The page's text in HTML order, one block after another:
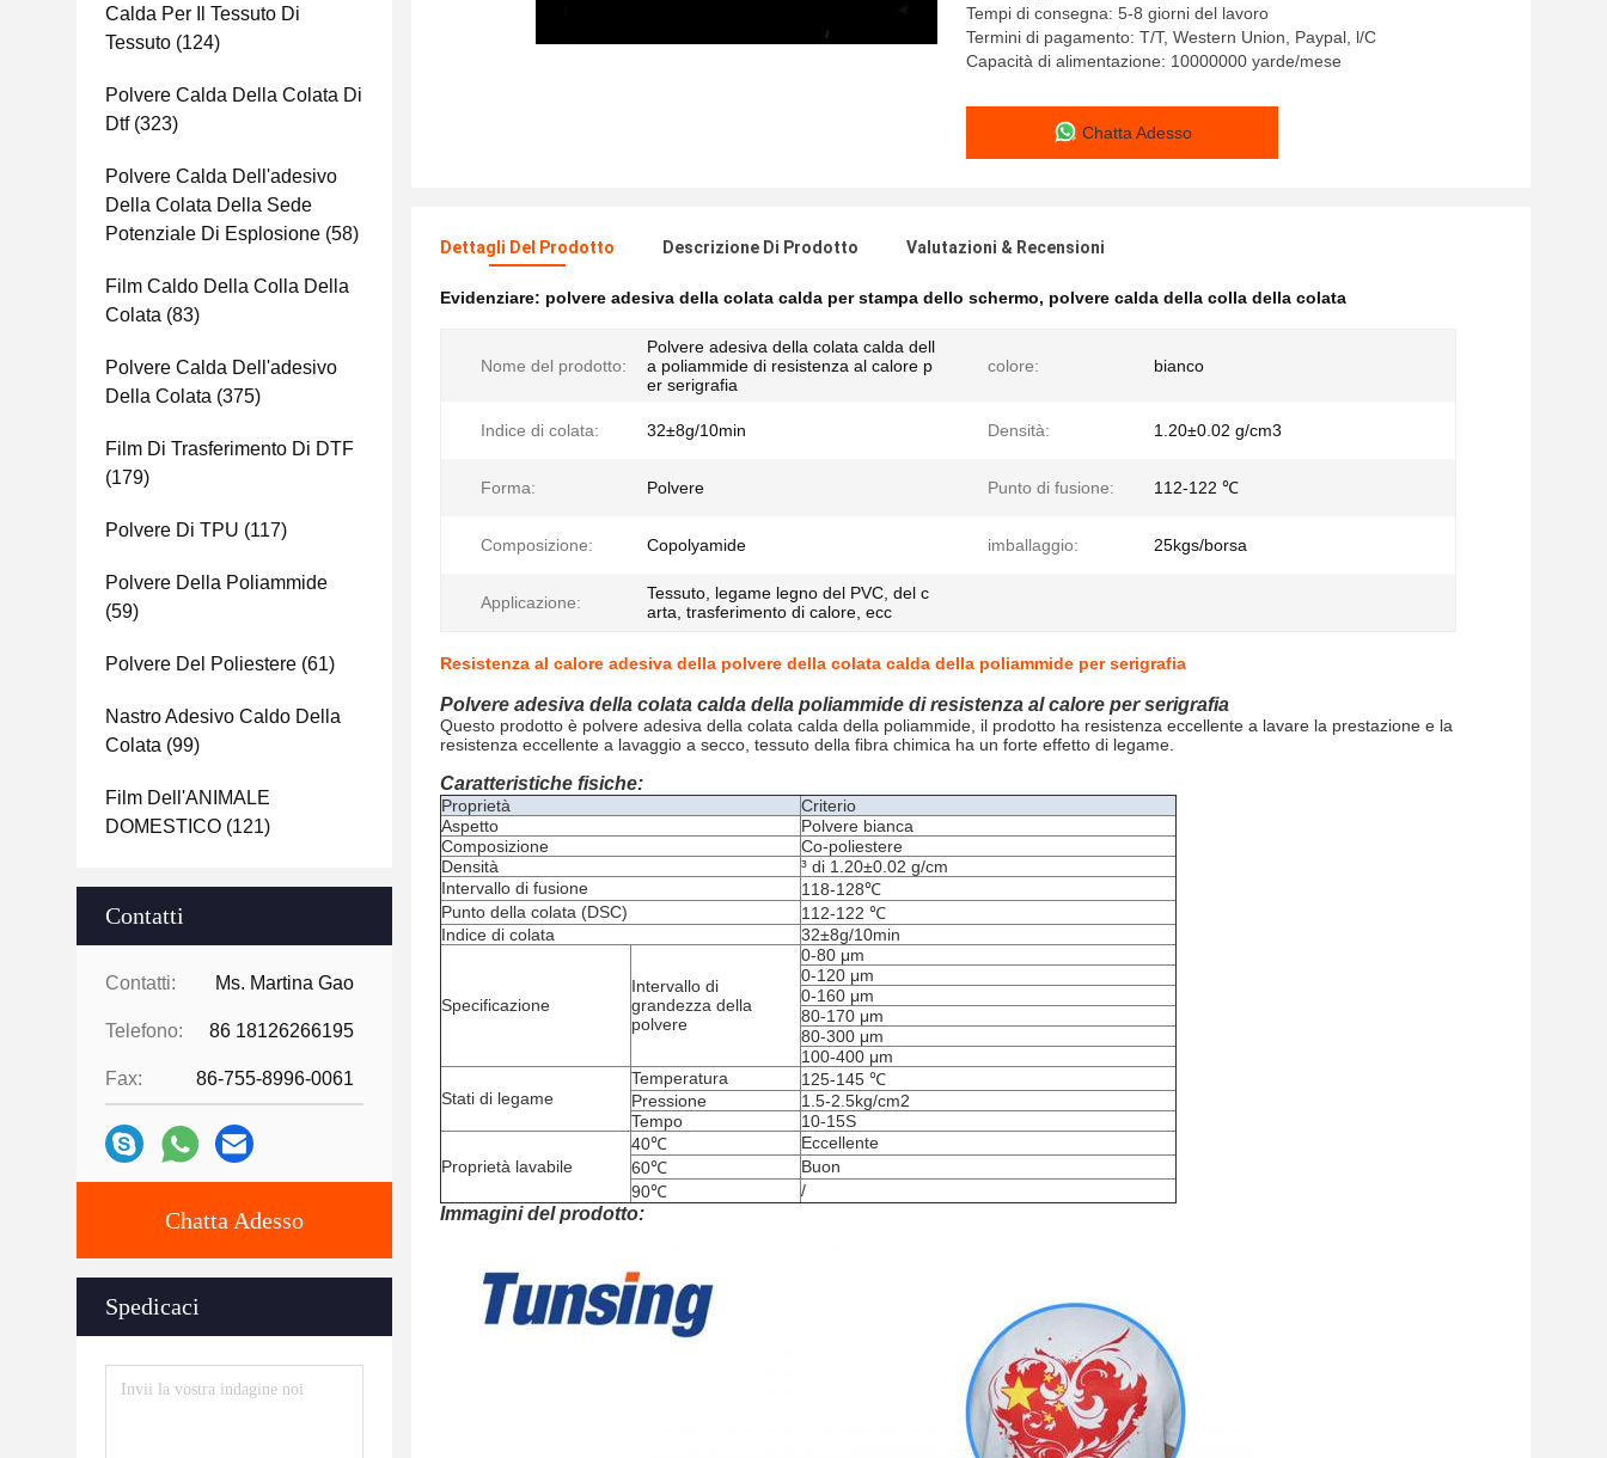
Calda Per Il Tessuto Di
Tessuto (124)
Polvere Calda Della Colata Di
Dtf(323)
Polvere Calda Dell'adesivo
Della Colata Della Sede
Potenziale Di Esplosione (58)
Film Caldo Della Colla Della
Colata (83)
Polvere Calda Dell'adesivo
Della Colata (375)
Film Di Trasferimento Di DTF
(179)
Polvere Di TPU (117)
Polvere Della Poliammide
(59)
Polvere Del Poliestere (61)
Nastro Adesivo Caldo Della
Colata (99)
Film Dell'ANIMALE
DOMESTICO (121)
Contatti
Contatti: Ms. Martina Gao
Telefono: 86 18126266195
Fax: 86-755-8996-0061
Chatta Adesso
Spedicaci
Tempi di consegna: 5-8 giorni del lavoro
Termini di pagamento: T/T, Western Union, Paypal, l/C
Capacità di alimentazione: 10000000 yarde/mese
Chatta Adesso
Dettagli Del Prodotto Descrizione Di Prodotto Valutazioni & Recensioni
Evidenziare: polvere adesiva della colata calda per stampa dello schermo, polvere calda della colla della colata
Nome del prodotto:
Polvere adesiva della colata calda dell
a poliammide di resistenza al calore p
er serigrafia
colore: bianco
Indice di colata: 32±8g/10min Densità: 1.20±0.02 g/cm3
Forma: Polvere Punto di fusione: 112-122 ℃
Composizione: Copolyamide imballaggio: 25kgs/borsa
Applicazione:
Tessuto, legame legno del PVC, del c
arta, trasferimento di calore, ecc
Resistenza al calore adesiva della polvere della colata calda della poliammide per serigrafia
Polvere adesiva della colata calda della poliammide di resistenza al calore per serigrafia
Questo prodotto è polvere adesiva della colata calda della poliammide, il prodotto ha resistenza eccellente a lavare la prestazione e la
resistenza eccellente a lavaggio a secco, tessuto della fibra chimica ha un forte effetto di legame.
Caratteristiche fisiche:
Proprietà
Criterio
Aspetto
Polvere bianca
Composizione
Co-poliestere
Densità
³ di 1.20±0.02 g/cm
Intervallo di fusione
118-128℃
Punto della colata (DSC)
112-122 ℃
Indice di colata
32±8g/10min
Specificazione
Intervallo di
grandezza della
polvere
0-80 μm
0-120 μm
0-160 μm
80-170 μm
80-300 μm
100-400 μm
Stati di legame
Temperatura
125-145 ℃
Pressione
1.5-2.5kg/cm2
Tempo
10-15S
Proprietà lavabile
40℃
Eccellente
60℃
Buon
90℃
/
Immagini del prodotto: